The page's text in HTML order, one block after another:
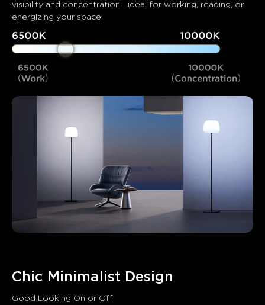
visibility and concentration—ideal for working, reading, or
energizing your space.
Chic Minimalist Design
Good Looking On or Off